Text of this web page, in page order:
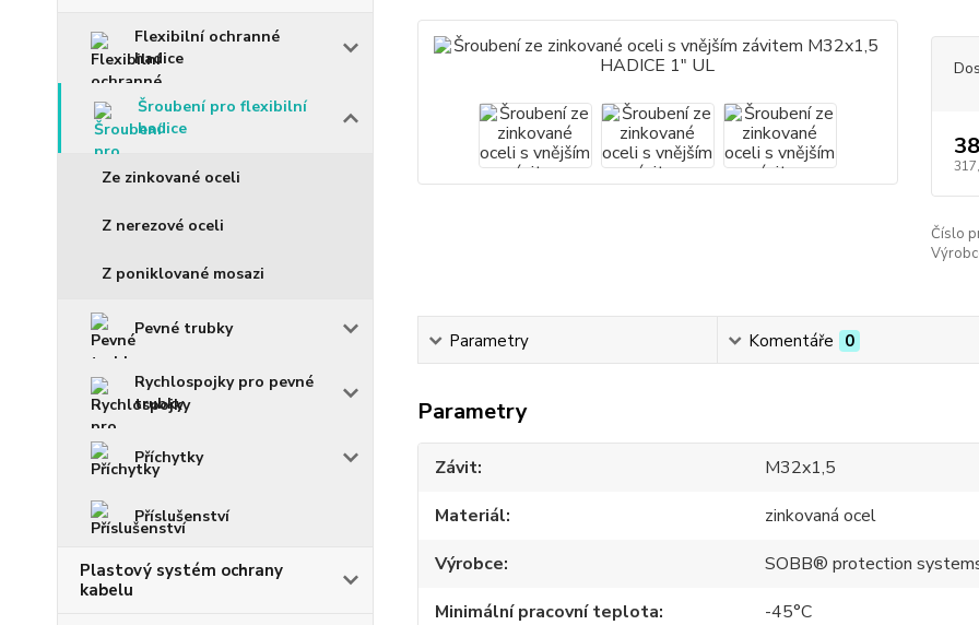
Flexibilní ochranné
hadice
Šroubení pro flexibilní
hadice
Ze zinkované oceli
Z nerezové oceli
Z poniklované mosazi
Pevné trubky
Rychlospojky pro pevné
trubky
Příchytky
Příslušenství
Plastový systém ochrany
kabelu
Číslo
Parametry Komentáře 0
Parametry
Závit
M32x1,5
Materiál
zinkovaná ocel
Výrobce
SOBB® protection
Minimální pracovní teplota
-45°C